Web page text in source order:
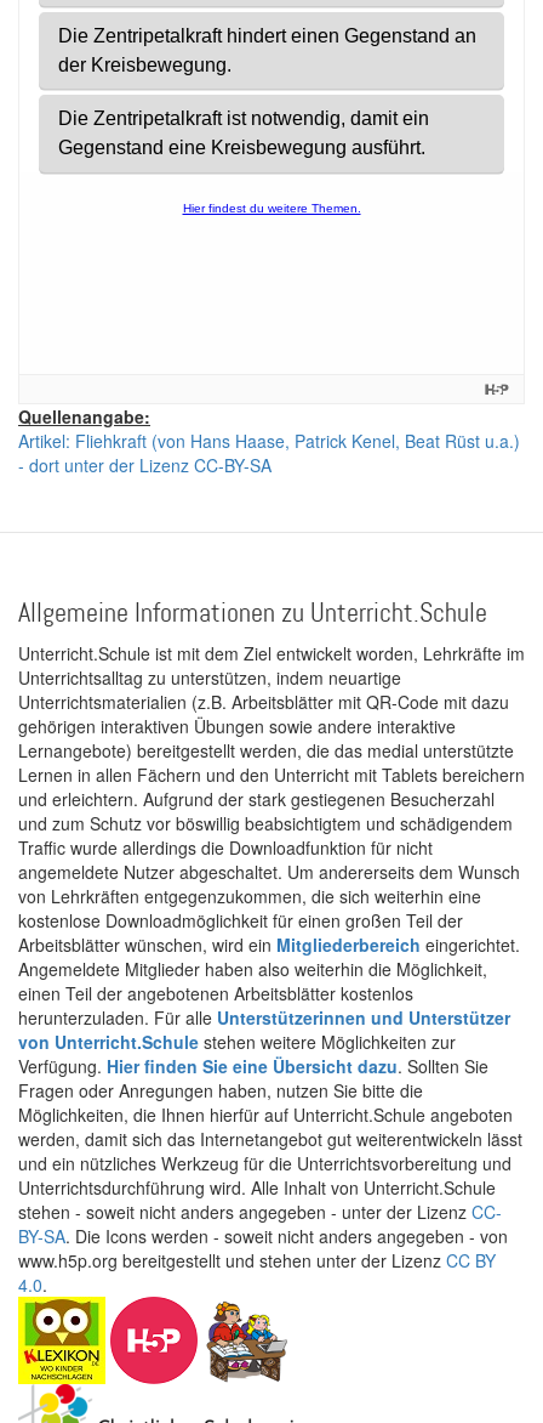
Quellenangabe:
Artikel: Fliehkraft (von Hans Haase, Patrick Kenel, Beat Rüst u.a.)
- dort unter der Lizenz CC-BY-SA
Allgemeine Informationen zu Unterricht.Schule
Unterricht.Schule ist mit dem Ziel entwickelt worden, Lehrkräfte im
Unterrichtsalltag zu unterstützen, indem neuartige
Unterrichtsmaterialien (z.B. Arbeitsblätter mit QR-Code mit dazu
gehörigen interaktiven Übungen sowie andere interaktive
Lernangebote) bereitgestellt werden, die das medial unterstützte
Lernen in allen Fächern und den Unterricht mit Tablets bereichern
und erleichtern. Aufgrund der stark gestiegenen Besucherzahl
und zum Schutz vor böswillig beabsichtigtem und schädigendem
Traffic wurde allerdings die Downloadfunktion für nicht
angemeldete Nutzer abgeschaltet. Um andererseits dem Wunsch
von Lehrkräften entgegenzukommen, die sich weiterhin eine
kostenlose Downloadmöglichkeit für einen großen Teil der
Arbeitsblätter wünschen, wird ein Mitgliederbereich eingerichtet.
Angemeldete Mitglieder haben also weiterhin die Möglichkeit,
einen Teil der angebotenen Arbeitsblätter kostenlos
herunterzuladen. Für alle Unterstützerinnen und Unterstützer
von Unterricht.Schule stehen weitere Möglichkeiten zur
Verfügung. Hier finden Sie eine Übersicht dazu. Sollten Sie
Fragen oder Anregungen haben, nutzen Sie bitte die
Möglichkeiten, die Ihnen hierfür auf Unterricht.Schule angeboten
werden, damit sich das Internetangebot gut weiterentwickeln lässt
und ein nützliches Werkzeug für die Unterrichtsvorbereitung und
Unterrichtsdurchführung wird. Alle Inhalt von Unterricht.Schule
stehen - soweit nicht anders angegeben - unter der Lizenz CC-
BY-SA. Die Icons werden - soweit nicht anders angegeben - von
www.h5p.org bereitgestellt und stehen unter der Lizenz CC BY
4.0.